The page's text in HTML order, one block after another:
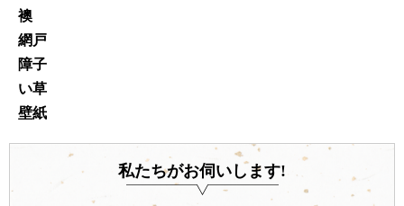
襖
網戸
障子
い草
壁紙
私たちがお伺いします!